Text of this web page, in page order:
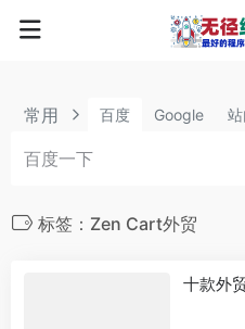
常用 百度 Google
标签：Zen Cart外贸
十款外